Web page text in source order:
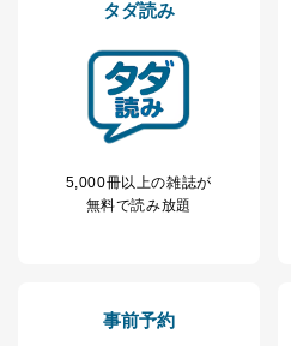
タダ読み
5,000冊以上の雑誌が
無料で読み放題
事前予約